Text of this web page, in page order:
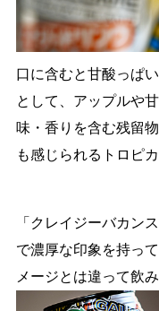
口に含むと甘酸っぱ
として、アップルや
味・香りを含む残留
も感じられるトロピ
「クレイジーバカン
で濃厚な印象を持っ
メージとは違って飲み